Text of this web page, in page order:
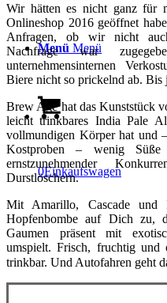
Menü Menü
0Einkaufswagen
Wir hätten es nicht ganz für
Onlineshop 2016 geöffnet
Anfragen, ob wir nicht
Nachfrage war
unternehmensinternen
Biere nicht so prickelnd ab. Bis
Brew Age hat das Kunststück
leicht trinkbares India Pale
vollmundigen Körper hat und
Kostproben – wenig
ernstzunehmender
Durstlöschern.
Mit Amarillo, Cascade und
Hopfenbombe auf Dich zu,
Gaumen präsent mit
umspielt. Frisch, fruchtig und
trinkbar. Und Autofahren geht